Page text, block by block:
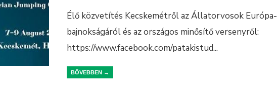
Élő közvetítés Kecskemétről az Állatorvosok Európa-
bajnokságáról és az országos minősítő versenyről:
https://www.facebook.com/patakistud...
BŐVEBBEN →